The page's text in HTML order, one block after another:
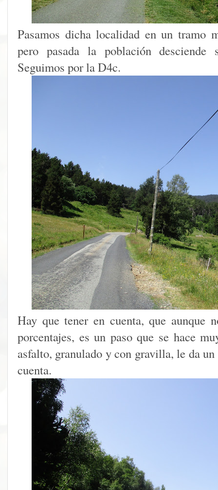
Pasamos dicha localidad en un tramo
pero pasada la población desciende
Seguimos por la D4c.
Hay que tener en cuenta, que aunque
porcentajes, es un paso que se hace
asfalto, granulado y con gravilla, le da
cuenta.